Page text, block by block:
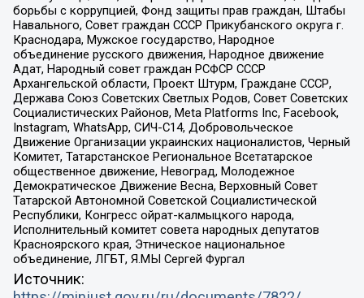
борьбы с коррупцией, Фонд защиты прав граждан, Штабы
Навального, Совет граждан СССР Прикубанского округа г.
Краснодара, Мужское государство, Народное
объединение русского движения, Народное движение
Адат, Народный совет граждан РСФСР СССР
Архангельской области, Проект Штурм, Граждане СССР,
Держава Союз Советских Светлых Родов, Совет Советских
Социалистических Районов, Meta Platforms Inc, Facebook,
Instagram, WhatsApp, СИЧ-С14, Добровольческое
Движение Организации украинских националистов, Черный
Комитет, Татарстанское Региональное Всетатарское
общественное движение, Невоград, Молодежное
Демократическое Движение Весна, Верховный Совет
Татарской Автономной Советской Социалистической
Республики, Конгресс ойрат-калмыцкого народа,
Исполнительный комитет совета народных депутатов
Красноярского края, Этническое национальное
объединение, ЛГБТ, Я.МЫ Сергей Фургал
Источник: